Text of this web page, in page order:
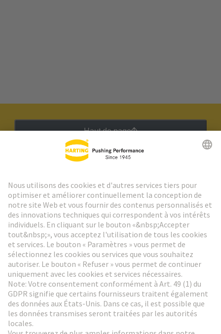
Haut de page
Aller à l'inscription
Social Media